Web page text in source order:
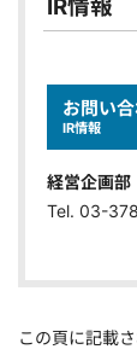
IR情報
お問い
IR情報
経営企画部
Tel. 03-
この頁に記載